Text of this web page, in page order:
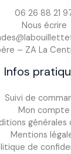
06 26 88 21
Nous écrire
– ZA La
Infos
Suivi de
Mon compte
générales
Mentions
de